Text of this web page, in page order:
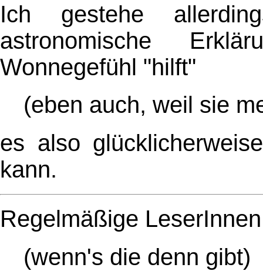
Ich gestehe
astronomische
Wonnegefühl "hilft"
(eben auch, weil sie
es also
kann.
Regelmäßige
(wenn's die denn gibt)